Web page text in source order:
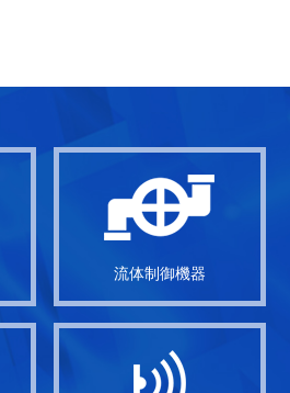
流体制御機器